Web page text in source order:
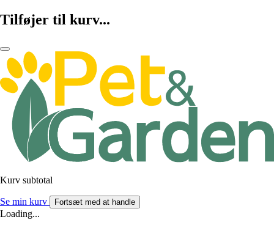
Tilføjer til kurv...
Kurv subtotal
Se min kurv Fortsæt med at handle
Loading...